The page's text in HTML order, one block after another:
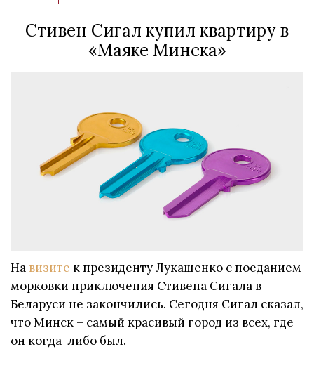
Стивен Сигал купил квартиру в
«Маяке Минска»
На визите к президенту Лукашенко с поеданием
морковки приключения Стивена Сигала в
Беларуси не закончились. Сегодня Сигал сказал,
что Минск – самый красивый город из всех, где
он когда-либо был.